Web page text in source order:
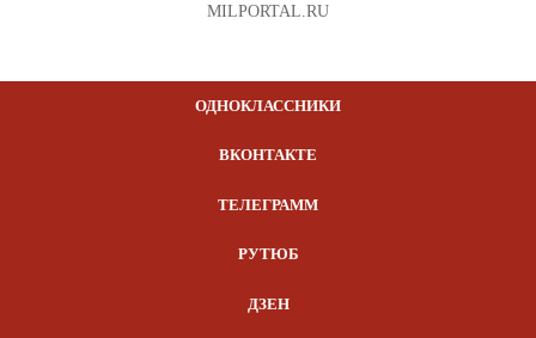
MILPORTAL.RU
ОДНОКЛАССНИКИ
ВКОНТАКТЕ
ТЕЛЕГРАММ
РУТЮБ
ДЗЕН